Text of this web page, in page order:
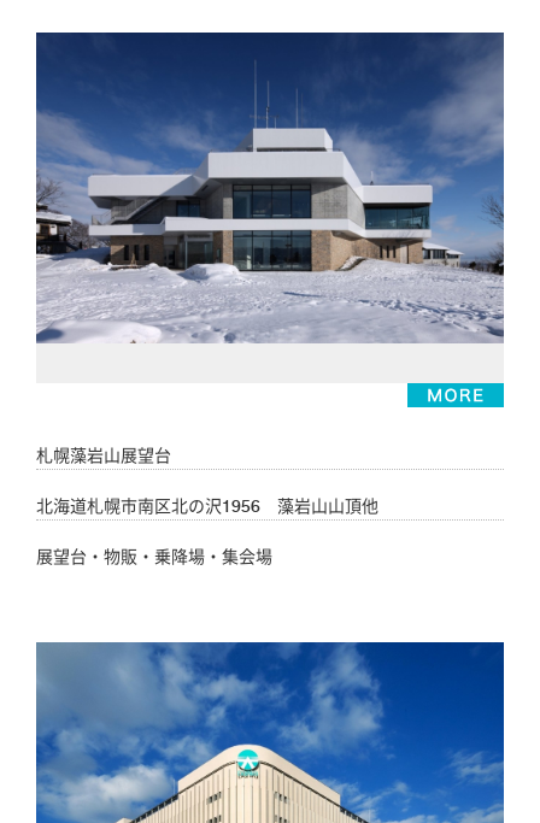
札幌藻岩山展望台
北海道札幌市南区北の沢1956 藻岩山山頂他
展望台・物販・乗降場・集会場